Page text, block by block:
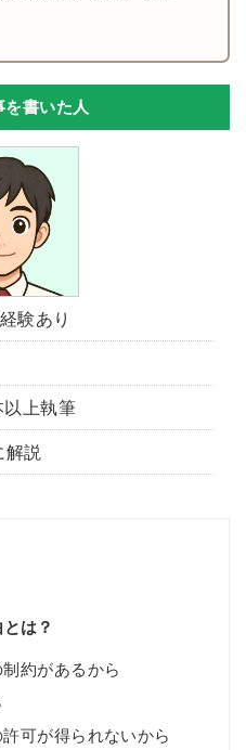
を書いた人
験あり
上執筆
解説
は？
約があるから
可が得られないから